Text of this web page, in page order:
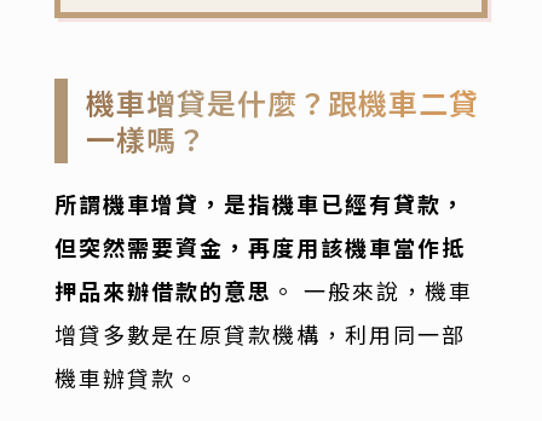
機車增貸是什麼？跟機車二貸
一樣嗎？
所謂機車增貸，是指機車已經有貸款，
但突然需要資金，再度用該機車當作抵
押品來辦借款的意思 。 一般來說，機車
增貸多數是在原貸款機構，利用同一部
機車辦貸款。